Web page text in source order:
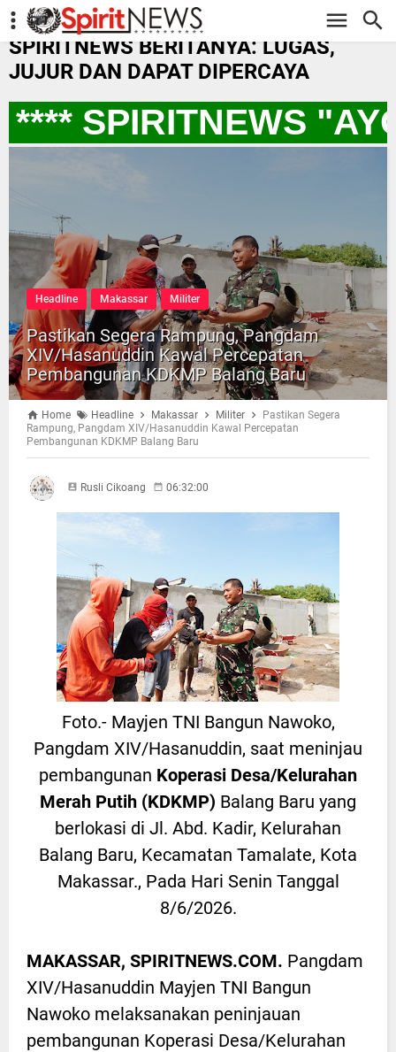
-->
SPIRITNEWS BERITANYA: LUGAS,
JUJUR DAN DAPAT DIPERCAYA
SPIRITNEWS "AYO
Headline Makassar Militer
Pastikan Segera Rampung, Pangdam
XIV/Hasanuddin Kawal Percepatan
Pembangunan KDKMP Balang Baru
Home Headline Makassar Militer
Pastikan Segera
Rampung, Pangdam XIV/Hasanuddin Kawal Percepatan
Pembangunan KDKMP Balang Baru
Rusli Cikoang 06:32:00
Foto.- Mayjen TNI Bangun Nawoko,
Pangdam XIV/Hasanuddin, saat meninjau
pembangunan Koperasi Desa/Kelurahan
Merah Putih (KDKMP) Balang Baru yang
berlokasi di Jl. Abd. Kadir, Kelurahan
Balang Baru, Kecamatan Tamalate, Kota
Makassar., Pada Hari Senin Tanggal
8/6/2026.
MAKASSAR, SPIRITNEWS.COM. Pangdam
XIV/Hasanuddin Mayjen TNI Bangun
Nawoko melaksanakan peninjauan
pembangunan Koperasi Desa/Kelurahan